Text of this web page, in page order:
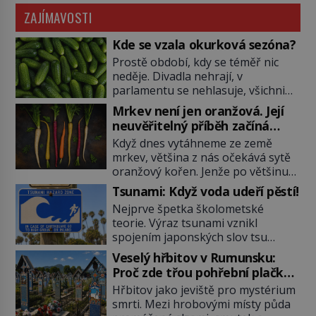
ZAJÍMAVOSTI
Kde se vzala okurková sezóna?
Prostě období, kdy se téměř nic
neděje. Divadla nehrají, v
parlamentu se nehlasuje, všichni
jsou na dovolené a média tak
nemají o čem mluvit a psát. A
vymýšlejí si proto témata, které
nikoho nezajímají. Proč je však ona
letní doba spojovaná zrovna s
okurkami? Okurkovou sezónu
známe už od poloviny 19. století,
ovšem jako Češi […]
Mrkev není jen oranžová. Její
neuvěřitelný příběh začíná
fialovou barvou
Když dnes vytáhneme ze země
mrkev, většina z nás očekává sytě
oranžový kořen. Jenže po většinu
své historie je mrkev všechno
možné, jen ne oranžová. Je fialová,
žlutá, bílá, někdy dokonce téměř
černá. Až díky stovkám let
pečlivého šlechtění se z ní stává
zelenina, bez které si českou
zahradu ani nedokážeme
představit. Její příběh je […]
Tsunami: Když voda udeří pěstí!
Nejprve špetka školometské
teorie. Výraz tsunami vznikl
spojením japonských slov tsu
(přístav) a nami (vlna). Jedná se o
dlouhou vlnu, která je na volném
moři takřka nepostřehnutelná.
Ačkoli je vlnová délka tsunami i 300
kilometrů, výška vlny na volném
Veselý hřbitov v Rumunsku:
Proč zde třou pohřební plačky
bídu s nouzí?
Hřbitov jako jeviště pro mystérium
smrti. Mezi hrobovými místy půda